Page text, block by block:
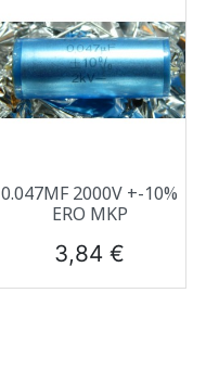
0.047ΜF 2000V +-10%
ERO MKP
Prix
3,84 €